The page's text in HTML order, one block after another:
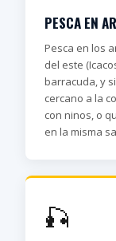
PESCA EN
Pesca en los
del este
barracuda, y
cercano a la
con ninos, o
en la misma
🎣